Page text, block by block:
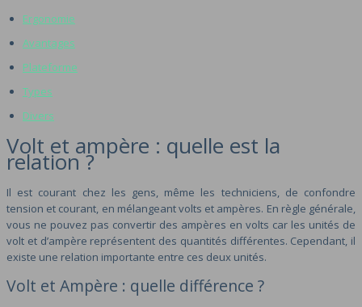
Ergonomie
Avantages
Plateforme
Types
Divers
Volt et ampère : quelle est la
relation ?
Il est courant chez les gens, même les techniciens, de confondre
tension et courant, en mélangeant volts et ampères. En règle générale,
vous ne pouvez pas convertir des ampères en volts car les unités de
volt et d’ampère représentent des quantités différentes. Cependant, il
existe une relation importante entre ces deux unités.
Volt et Ampère : quelle différence ?